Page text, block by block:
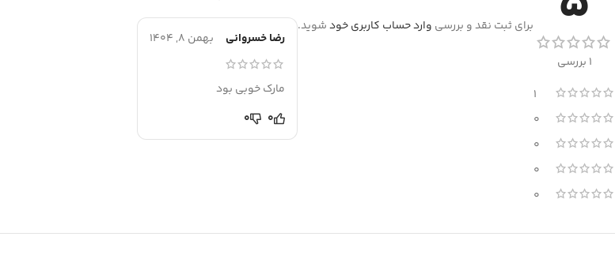
1 بررسی
1
0
0
0
0
رضا خسروانی بهمن 8, 1404
مارک خوبی بود
0
0
برای ثبت نقد و بررسی وارد حساب کاربری خودشوید.